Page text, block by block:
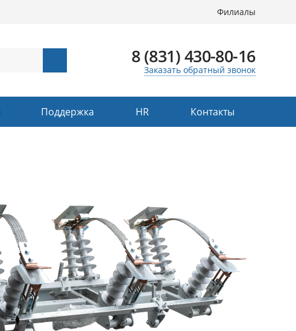
Филиалы
8 (831) 430-80-16
Заказать обратный звонок
Поддержка HR Контакты